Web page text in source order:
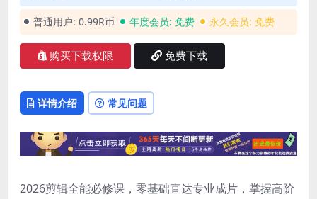
普通用户: 0.99R币 年度会员: 免费 永久会员: 免费
购买下载权限 免费下载
详情介绍 常见问题
2026剪辑全能必修课，零基础直达专业成片，掌握高阶